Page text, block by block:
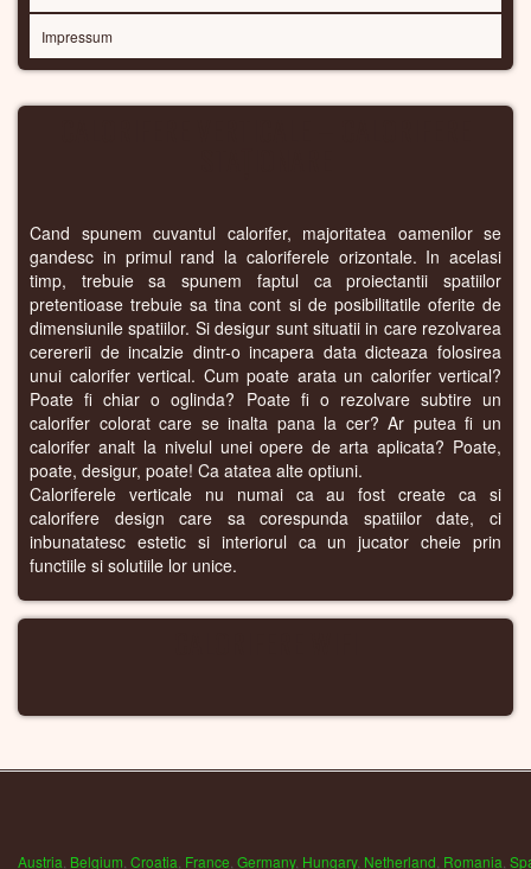
Impressum
Cand spunem cuvantul calorifer, majoritatea oamenilor se
gandesc in primul rand la caloriferele orizontale. In acelasi
timp, trebuie sa spunem faptul ca proiectantii spatiilor
pretentioase trebuie sa tina cont si de posibilitatile oferite de
dimensiunile spatiilor. Si desigur sunt situatii in care rezolvarea
cerererii de incalzie dintr-o incapera data dicteaza folosirea
unui calorifer vertical. Cum poate arata un calorifer vertical?
Poate fi chiar o oglinda? Poate fi o rezolvare subtire un
calorifer colorat care se inalta pana la cer? Ar putea fi un
calorifer analt la nivelul unei opere de arta aplicata? Poate,
poate, desigur, poate! Ca atatea alte optiuni.
Caloriferele verticale nu numai ca au fost create ca si
calorifere design care sa corespunda spatiilor date, ci
inbunatatesc estetic si interiorul ca un jucator cheie prin
functiile si solutiile lor unice.
Austria Belgium Croatia France Germany, Hungary, Netherland Romania